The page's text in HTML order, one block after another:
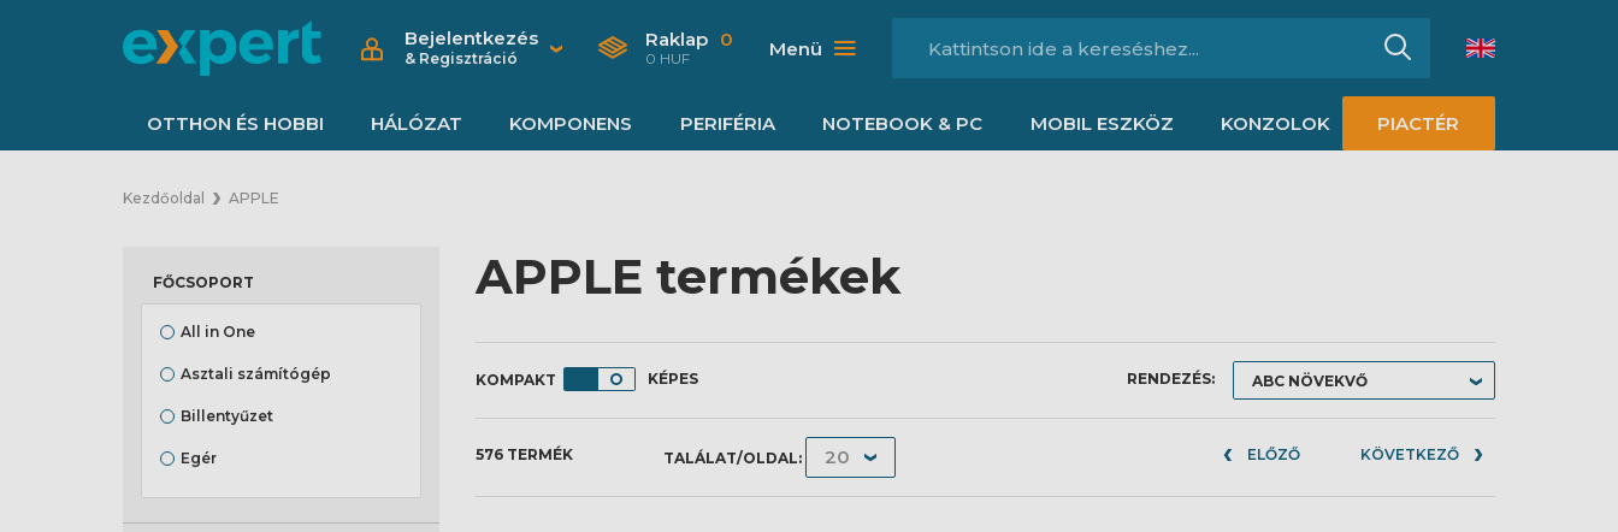
Bejelentkezés
& Regisztráció
Raklap 0
0 HUF Menü
OTTHON ÉS HOBBI HÁLÓZAT KOMPONENS PERIFÉRIA NOTEBOOK & PC MOBIL ESZKÖZ KONZOLOK PIACTÉR
Kezdőoldal APPLE
APPLE termékek
KÉPES RENDEZÉS:
576 TERMÉK TALÁLAT/OLDAL: ELŐZŐ KÖVETKEZŐ
FŐCSOPORT
All in One
Asztali számítógép
Billentyűzet
Egér
Egyéb